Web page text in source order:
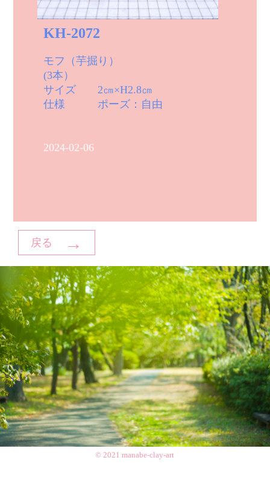
KH-2072
モフ（芋掘り）
(3本）
サイズ 2㎝×H2.8㎝
仕様 ポーズ：自由
2024-02-06
戻る →
© 2021 manabe-clay-art